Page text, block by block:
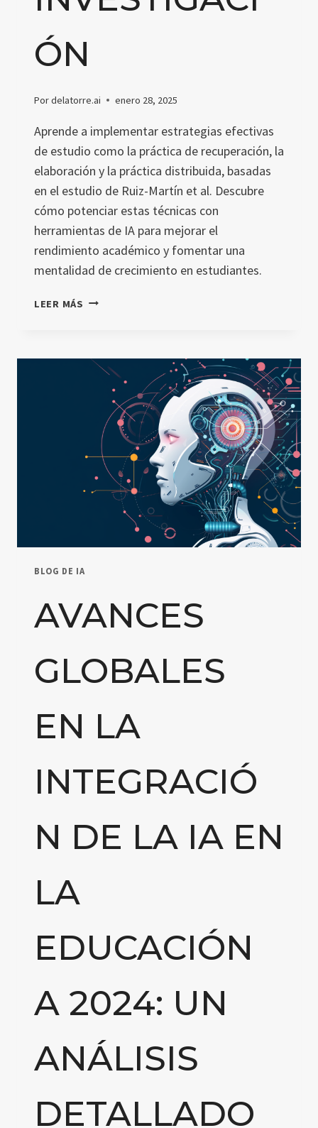
ÓN
Pordelatorre.ai enero 28, 2025
Aprende a implementar estrategias efectivas
de estudio como la práctica de recuperación, la
elaboración y la práctica distribuida, basadas
en el estudio de Ruiz-Martín et al. Descubre
cómo potenciar estas técnicas con
herramientas de IA para mejorar el
rendimiento académico y fomentar una
mentalidad de crecimiento en estudiantes.
LEER MÁS DEL
TRANSFORMANDO
EDUCACIÓN
TÉCNICAS
COMPROBADAS
LA
INVESTIGACIÓN
BLOG DE IA
AVANCES
GLOBALES
EN LA
INTEGRACIÓ
N DE LA IA EN
LA
EDUCACIÓN
A 2024: UN
ANÁLISIS
DETALLADO